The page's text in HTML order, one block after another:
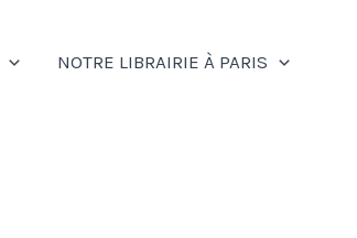
NOTRE LIBRAIRIE À PARIS